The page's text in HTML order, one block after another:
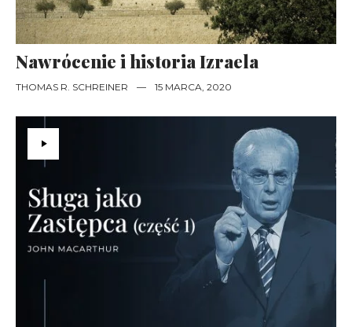
Nawrócenie i historia Izraela
THOMAS R. SCHREINER — 15 MARCA, 2020